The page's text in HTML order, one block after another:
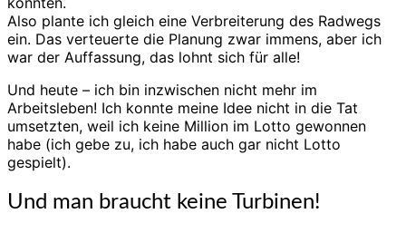
Also plante ich gleich eine Verbreiterung des Radwegs
ein. Das verteuerte die Planung zwar immens, aber ich
war der Auffassung, das lohnt sich für alle!
Und heute – ich bin inzwischen nicht mehr im
Arbeitsleben! Ich konnte meine Idee nicht in die Tat
umsetzten, weil ich keine Million im Lotto gewonnen
habe (ich gebe zu, ich habe auch gar nicht Lotto
gespielt).
Und man braucht keine Turbinen!